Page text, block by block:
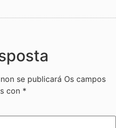
se publicará Os campos
con *